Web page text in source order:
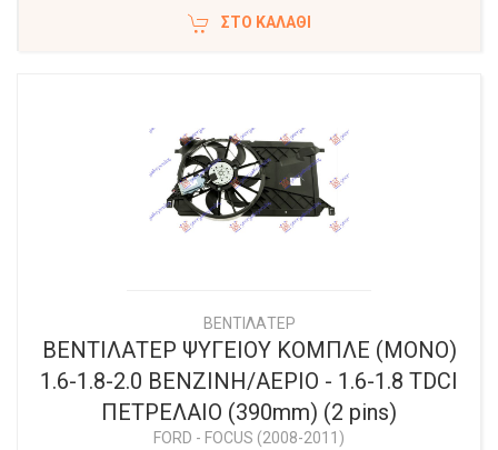
ΣΤΟ ΚΑΛΆΘΙ
ΒΕΝΤΙΛΑΤΕΡ
ΒΕΝΤΙΛΑΤΕΡ ΨΥΓΕΙΟΥ ΚΟΜΠΛΕ (ΜΟΝΟ)
1.6-1.8-2.0 ΒΕΝΖΙΝΗ/ΑΕΡΙΟ - 1.6-1.8 TDCI
ΠΕΤΡΕΛΑΙΟ (390mm) (2 pins)
FORD - FOCUS (2008-2011)